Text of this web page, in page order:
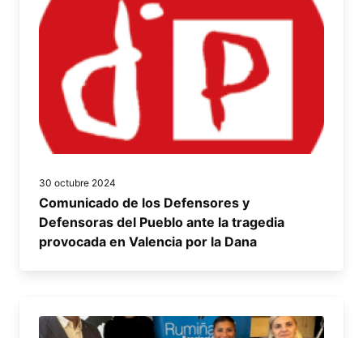
30 octubre 2024
Comunicado de los Defensores y
Defensoras del Pueblo ante la tragedia
provocada en Valencia por la Dana